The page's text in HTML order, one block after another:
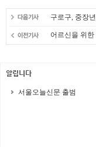
구로구, 중장
어르신을 위한
서울오늘신문 출범